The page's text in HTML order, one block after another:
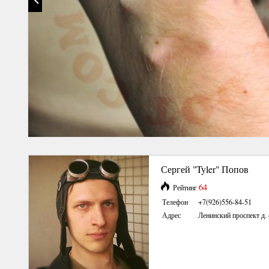
Сергей "Tyler" Попов
Рейтинг64
Телефон
+7(926)556-84-51
Адрес
Ленинский проспект д.